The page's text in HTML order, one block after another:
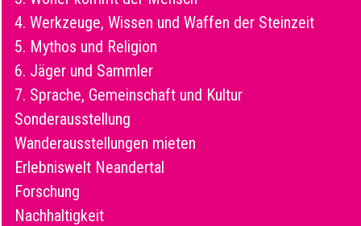
4. Werkzeuge, Wissen und Waffen der Steinzeit
5. Mythos und Religion
6. Jäger und Sammler
7. Sprache, Gemeinschaft und Kultur
Sonderausstellung
Wanderausstellungen mieten
Erlebniswelt Neandertal
Forschung
Nachhaltigkeit